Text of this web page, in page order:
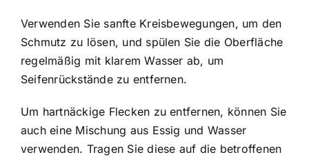
Verwenden Sie sanfte Kreisbewegungen, um den
Schmutz zu lösen, und spülen Sie die Oberfläche
regelmäßig mit klarem Wasser ab, um
Seifenrückstände zu entfernen.
Um hartnäckige Flecken zu entfernen, können Sie
auch eine Mischung aus Essig und Wasser
verwenden. Tragen Sie diese auf die betroffenen